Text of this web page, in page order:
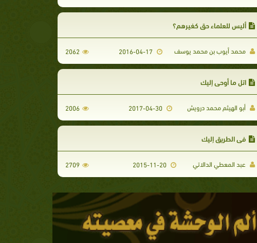
أليس للعلماء حق كغيرهم؟
محمد أيوب بن محمد يوسف 2062
اتل ما أوحي إليك
أبو الهيثم محمد درويش 2017-04-30
2006
في الطريق إليك
عبد المعطي الدالاتي 2709